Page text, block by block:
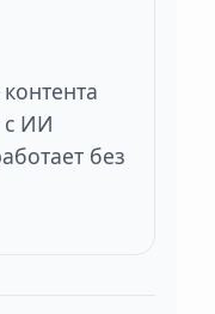
с ИИ
без